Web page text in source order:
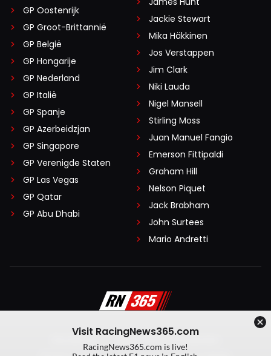
GP Oostenrijk
GP Groot-Brittannië
GP België
GP Hongarije
GP Nederland
GP Italië
GP Spanje
GP Azerbeidzjan
GP Singapore
GP Verenigde Staten
GP Las Vegas
GP Qatar
GP Abu Dhabi
Jackie Stewart
Mika Häkkinen
Jos Verstappen
Jim Clark
Niki Lauda
Nigel Mansell
Stirling Moss
Juan Manuel Fangio
Emerson Fittipaldi
Graham Hill
Nelson Piquet
Jack Brabham
John Surtees
Mario Andretti
Algemene voorwaarden
Visit RacingNews365.com
RacingNews365.com is live!